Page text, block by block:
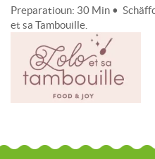
Preparatioun: 30 Min •
et sa Tambouille.